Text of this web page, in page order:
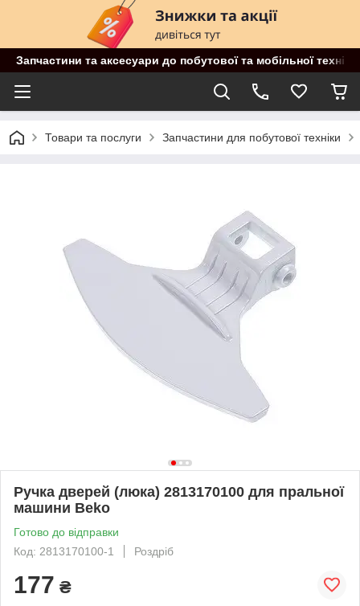
Запчастини та аксесуари до побутової та мобільної
Товари та послуги Запчастини для побутової техніки
Ручка дверей (люка) 2813170100 для пральної
машини Beko
Готово до відправки
Код: 2813170100-1
Роздріб
177 ₴